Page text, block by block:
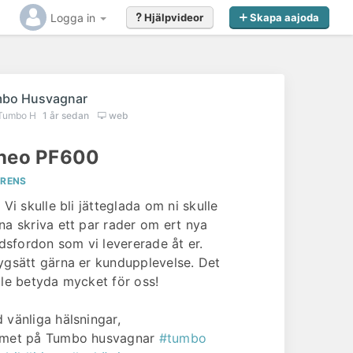
Logga in Skapa aajoda
Hjälpvideor
Husvagnar
H 1 år sedan web
PF600
Vi skulle bli jätteglada om ni skulle
skriva ett par rader om ert nya
som vi levererade åt er.
gärna er kundupplevelse. Det
betyda mycket för oss!
vänliga hälsningar,
på Tumbo husvagnar #tumbo